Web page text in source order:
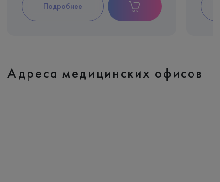
Подробнее
Адреса медицинских офисов